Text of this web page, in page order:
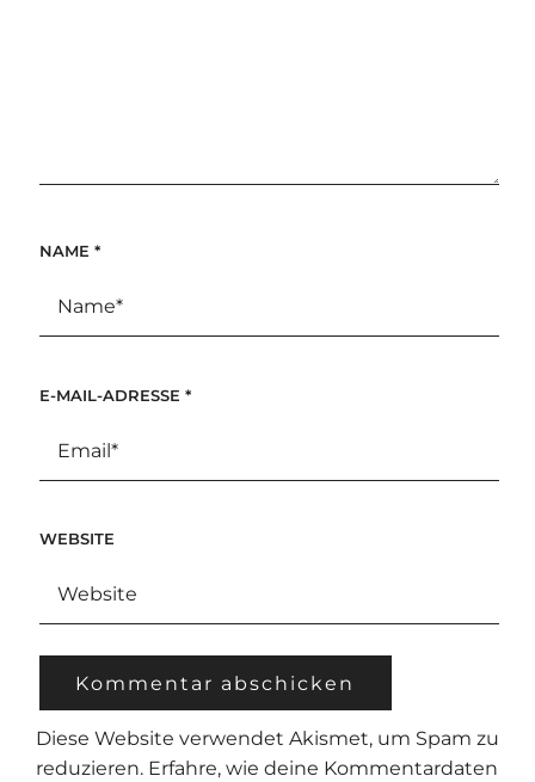
NAME *
E-MAIL-ADRESSE *
WEBSITE
Diese Website verwendet Akismet, um Spam zu
reduzieren. Erfahre, wie deine Kommentardaten